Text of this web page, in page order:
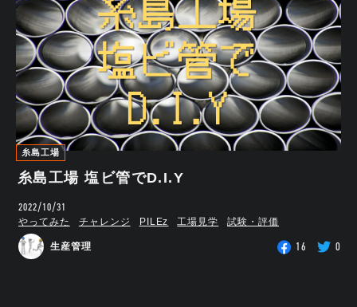
糸島工場
糸島工場 塩ビ管でD.I.Y
2022/10/31
やってみた チャレンジ PILEz 工場見学 試験・評価
生産管理 16 0